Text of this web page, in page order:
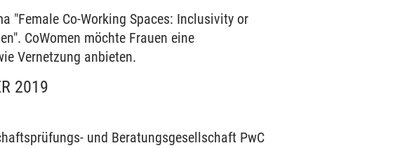
"Female Co-Working Spaces: Inclusivity or
CoWomen möchte Frauen eine
Vernetzung anbieten.
2019
und Beratungsgesellschaft PwC